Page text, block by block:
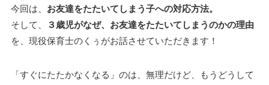
今回は、 お友達をたたいてしまう子への対応方法。
そして、
３歳児がなぜ、お友達をたたいてしまうのかの理由
を、現役保育士のくぅがお話させていただきます！
「すぐにたたかなくなる」のは、無理だけど、もうどうして